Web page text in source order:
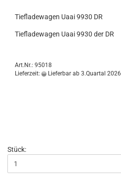
Tiefladewagen Uaai 9930 DR
Tiefladewagen Uaai 9930 der DR
Art.Nr.: 95018
Lieferzeit:
Lieferbar ab 3.Quartal 2026
Stück: